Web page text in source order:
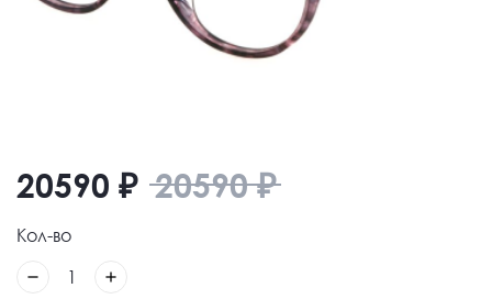
20590 ₽ 20590₽
Кол-во
1